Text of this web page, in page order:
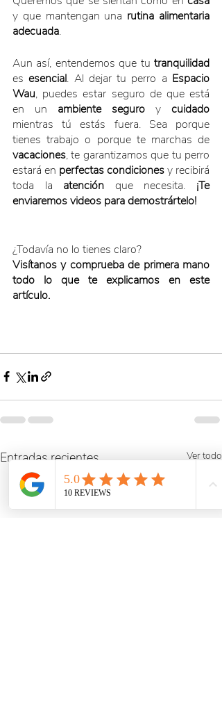
y que mantengan una rutina alimentaria
adecuada.
Aun así, entendemos que tu tranquilidad
es esencial. Al dejar tu perro a Espacio
Wau, puedes estar seguro de que está
en un ambiente seguro y cuidado
mientras tú estás fuera. Sea porque
vacaciones, te garantizamos que tu perro
estará en perfectas condiciones y recibirá
toda la atención que necesita. ¡Te
enviaremos videos para demostrártelo!
¿Todavía no lo tienes claro?
Visítanos y comprueba de primera mano
todo lo que te explicamos en este
artículo.
Entradas recientes Ver todo